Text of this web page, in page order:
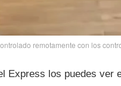
remotamente con los
Express los puedes ver